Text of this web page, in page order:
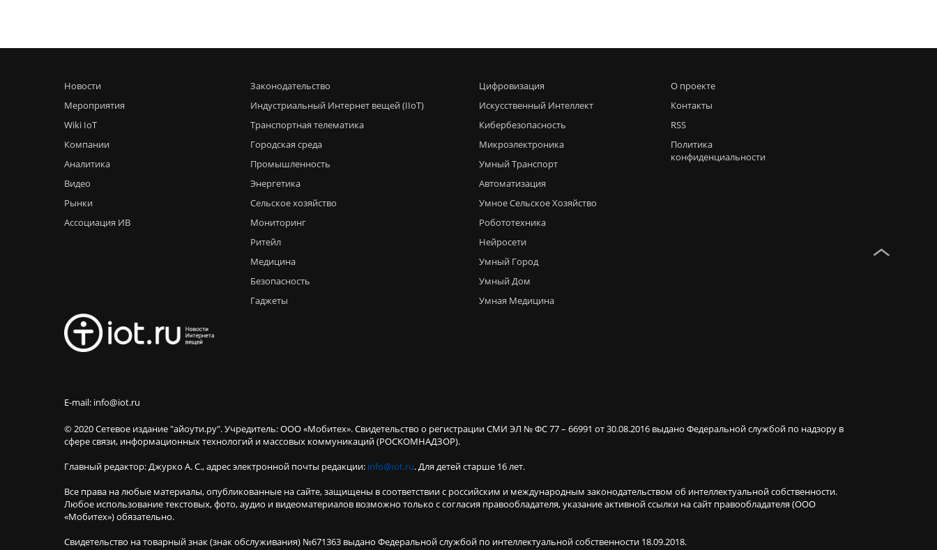
Новости
Мероприятия
Wiki IoT
Компании
Аналитика
Видео
Рынки
Ассоциация ИВ
Законодательство
Индустриальный Интернет вещей (IIoT)
Транспортная телематика
Городская среда
Промышленность
Энергетика
Сельское хозяйство
Мониторинг
Ритейл
Медицина
Безопасность
Гаджеты
Цифровизация
Искусственный Интеллект
Кибербезопасность
Микроэлектроника
Умный Транспорт
Автоматизация
Умное Сельское Хозяйство
Робототехника
Нейросети
Умный Город
Умный Дом
Умная Медицина
О проекте
Контакты
RSS
Политика
конфиденциальности
E-mail: info@iot.ru
© 2020 Сетевое издание "айоути.ру". Учредитель: ООО «Мобитех». Свидетельство о регистрации СМИ ЭЛ № ФС 77 – 66991 от 30.08.2016 выдано Федеральной службой по надзору в
сфере связи, информационных технологий и массовых коммуникаций (РОСКОМНАДЗОР).
Главный редактор: Джурко А. С., адрес электронной почты редакции: info@iot.ru. Для детей старше 16 лет.
Все права на любые материалы, опубликованные на сайте, защищены в соответствии с российским и международным законодательством об интеллектуальной собственности.
Любое использование текстовых, фото, аудио и видеоматериалов возможно только с согласия правообладателя, указание активной ссылки на сайт правообладателя (ООО
«Мобитех») обязательно.
Свидетельство на товарный знак (знак обслуживания) №671363 выдано Федеральной службой по интеллектуальной собственности 18.09.2018.